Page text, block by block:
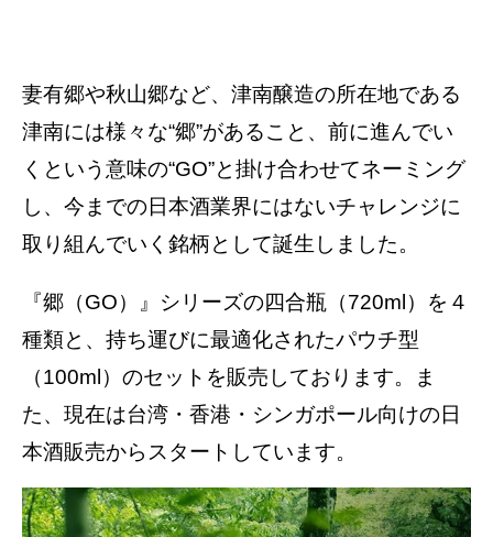
妻有郷や秋山郷など、津南醸造の所在地である
津南には様々な“郷”があること、前に進んでい
くという意味の“GO”と掛け合わせてネーミング
し、今までの日本酒業界にはないチャレンジに
取り組んでいく銘柄として誕生しました。
『郷（GO）』シリーズの四合瓶（720ml）を４
種類と、持ち運びに最適化されたパウチ型
（100ml）のセットを販売しております。ま
た、現在は台湾・香港・シンガポール向けの日
本酒販売からスタートしています。